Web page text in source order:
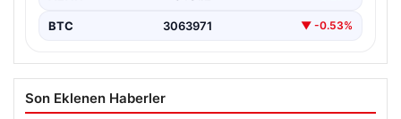
BTC 3063971 ▼ -0.53%
Son Eklenen Haberler